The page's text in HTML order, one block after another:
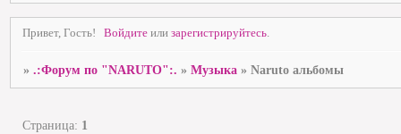
Привет, Гость! Войдите илизарегистрируйтесь.
».:Форум по "NARUTO":. »Музыка »Naruto альбомы
Страница: 1